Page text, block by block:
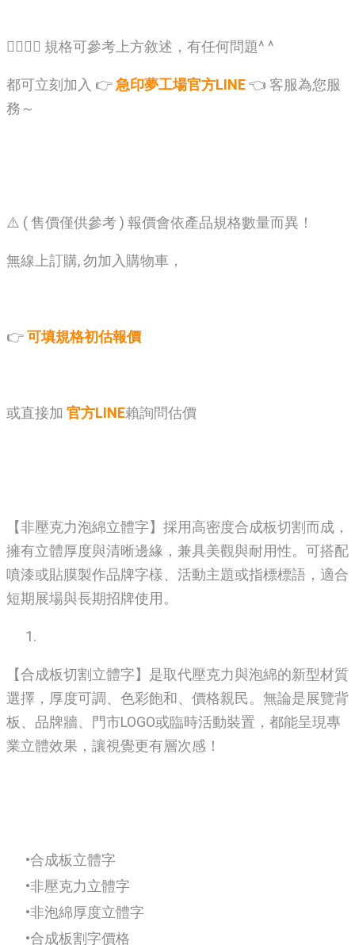
🙋‍♂️🙋‍♂️ 規格可參考上方敘述，有任何問題^ ^
都可立刻加入 👉急印夢工場官方LINE👈 客服為您服
務～
⚠️ ( 售價僅供參考 ) 報價會依產品規格數量而異！
無線上訂購, 勿加入購物車，
👉可填規格初估報價
或直接加 官方LINE賴詢問估價
【非壓克力泡綿立體字】採用高密度合成板切割而成，
擁有立體厚度與清晰邊緣，兼具美觀與耐用性。可搭配
噴漆或貼膜製作品牌字樣、活動主題或指標標語，適合
短期展場與長期招牌使用。
【合成板切割立體字】是取代壓克力與泡綿的新型材質
選擇，厚度可調、色彩飽和、價格親民。無論是展覽背
板、品牌牆、門市LOGO或臨時活動裝置，都能呈現專
業立體效果，讓視覺更有層次感！
合成板立體字
非壓克力立體字
非泡綿厚度立體字
合成板割字價格